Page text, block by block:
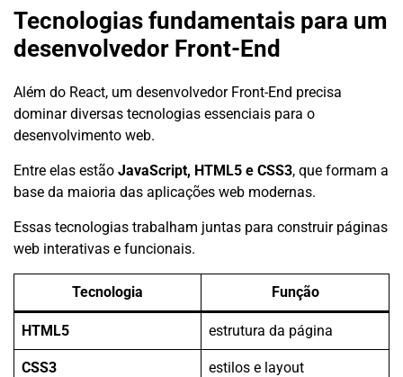
Tecnologias fundamentais para um
desenvolvedor Front-End
Além do React, um desenvolvedor Front-End precisa
dominar diversas tecnologias essenciais para o
desenvolvimento web.
Entre elas estão JavaScript, HTML5 e CSS3, que formam a
base da maioria das aplicações web modernas.
Essas tecnologias trabalham juntas para construir páginas
web interativas e funcionais.
Tecnologia Função
HTML5 estrutura da página
CSS3 estilos e layout